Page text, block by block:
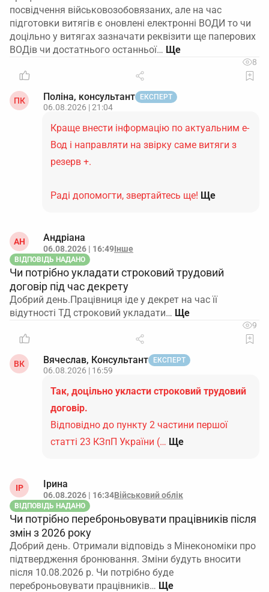
посвідчення військовозобовязаних, але на час
підготовки витягів є оновлені електронні ВОДИ то чи
доцільно у витягах зазначати реквізити ще паперових
ВОДів чи достатнього останньої…
8
ПК Поліна, консультант ЕКСПЕРТ
06.08.2026 | 21:04
Краще внести інформацію по актуальним е-
Вод і направляти на звірку саме витяги з
резерв +.
Раді допомогти, звертайтесь ще! Ще
АН Андріана
06.08.2026 | 16:49Інше
ВІДПОВІДЬ НАДАНО
Чи потрібно укладати строковий трудовий
договір під час декрету
Добрий день.Працівниця іде у декрет на час її
відутності ТД строковий укладати…
9
ВК Вячеслав, Консультант ЕКСПЕРТ
06.08.2026 | 16:59
Так, доцільно укласти строковий трудовий
договір.
Відповідно до пункту 2 частини першої
статті 23 КЗпП України (… Ще
ІР Ірина
06.08.2026 | 16:34Військовий облік
ВІДПОВІДЬ НАДАНО
Чи потрібно переброньовувати працівників після
змін з 2026 року
Добрий день. Отримали відповідь з Мінекономіки про
підтвердження бронювання. Зміни будуть вносити
після 10.08.2026 р. Чи потрібно буде
переброньовувати працівників…